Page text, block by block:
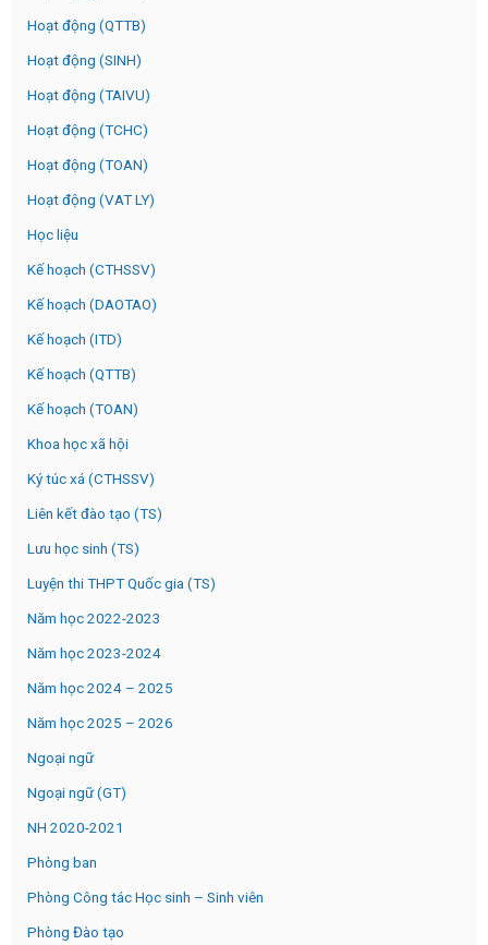
Hoạt động (QTTB)
Hoạt động (SINH)
Hoạt động (TAIVU)
Hoạt động (TCHC)
Hoạt động (TOAN)
Hoạt động (VAT LY)
Học liệu
Kế hoạch (CTHSSV)
Kế hoạch (DAOTAO)
Kế hoạch (ITD)
Kế hoạch (QTTB)
Kế hoạch (TOAN)
Khoa học xã hội
Ký túc xá (CTHSSV)
Liên kết đào tạo (TS)
Lưu học sinh (TS)
Luyện thi THPT Quốc gia (TS)
Năm học 2022-2023
Năm học 2023-2024
Năm học 2024 – 2025
Năm học 2025 – 2026
Ngoại ngữ
Ngoại ngữ (GT)
NH 2020-2021
Phòng ban
Phòng Công tác Học sinh – Sinh viên
Phòng Đào tạo